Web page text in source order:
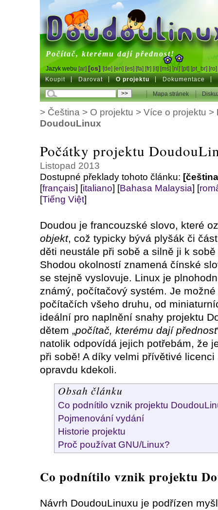
DoudouLinux
Počítač, kterému dají přednost!
Jazyk webu [ar] [cs] [de] [en] [es] [fa] [fr] [it] [ms] [nl] [pt] [pt_br] [ro]
Koupit Darovat O projektu Dokumentace
Mapa stránek
> Čeština > O projektu > Více o projektu >
DoudouLinux
Počátky projektu
Listopad 2013
Dostupné překlady tohoto článku:
[français] [italiano] [Bahasa Malaysia] [
[Tiếng Việt]
Doudou je francouzské slovo, které
objekt, což typicky bývá plyšák či
děti neustále při sobě a silně ji k
Shodou okolností znamená čínské
se stejně vyslovuje. Linux je
známý, počítačový systém. Je
počítačích všeho druhu, od
ideální pro naplnění snahy projektu
dětem „počítač, kterému dají přednost
natolik odpovídá jejich potřebám, že
při sobě! A díky velmi přívětivé
opravdu kdekoli.
Obsah článku
Co podnítilo vznik projektu
Pojmenování vydání
Historie projektu
Proč používat GNU/Linux?
Co podnítilo vznik projektu
Návrh DoudouLinuxu je podřízen